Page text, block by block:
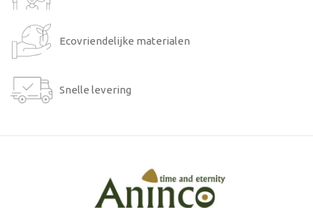
Ecovriendelijke materialen
Snelle levering